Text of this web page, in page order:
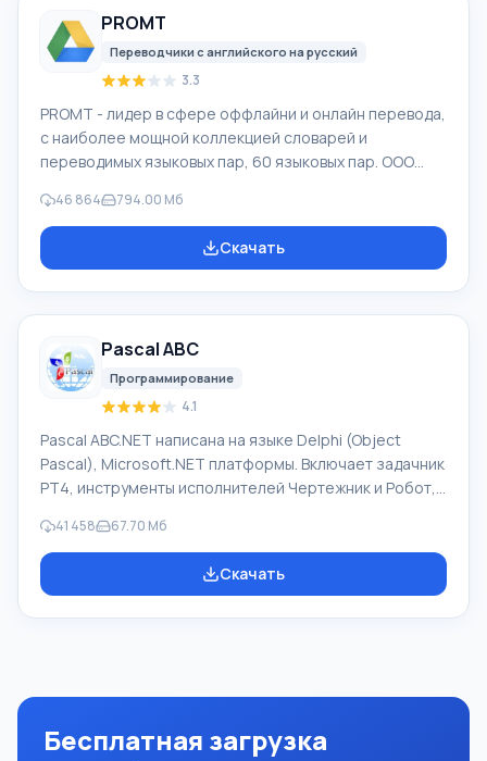
различными устройствами, например, с жесткими
дисками, SS
PROMT
Переводчики с английского на русский
3.3
PROMT - лидер в сфере оффлайни и онлайн перевода,
с наиболее мощной коллекцией словарей и
переводимых языковых пар, 60 языковых пар. ООО
разработчик систем перевода для частных
пользователей и корпораций. Программой PROMT
обеспечивается перевод любого текста, пользуясь
русского интерфейса или электронные письма
иностранной компани
46 864 794.00 Мб
Скачать
Pascal ABC
Программирование
4.1
Pascal ABC.NET написана на языке Delphi (Object
Pascal), Microsoft.NET платформы. Включает задачник
PT4, инструменты исполнителей Чертежник и Робот,
изучении программирования. Основное назначение
систем программирования Pascal ABC.NET изучение и
обучение языкам современного программирования.
41 458 67.70 Мб
Скачать
Бесплатная загрузка